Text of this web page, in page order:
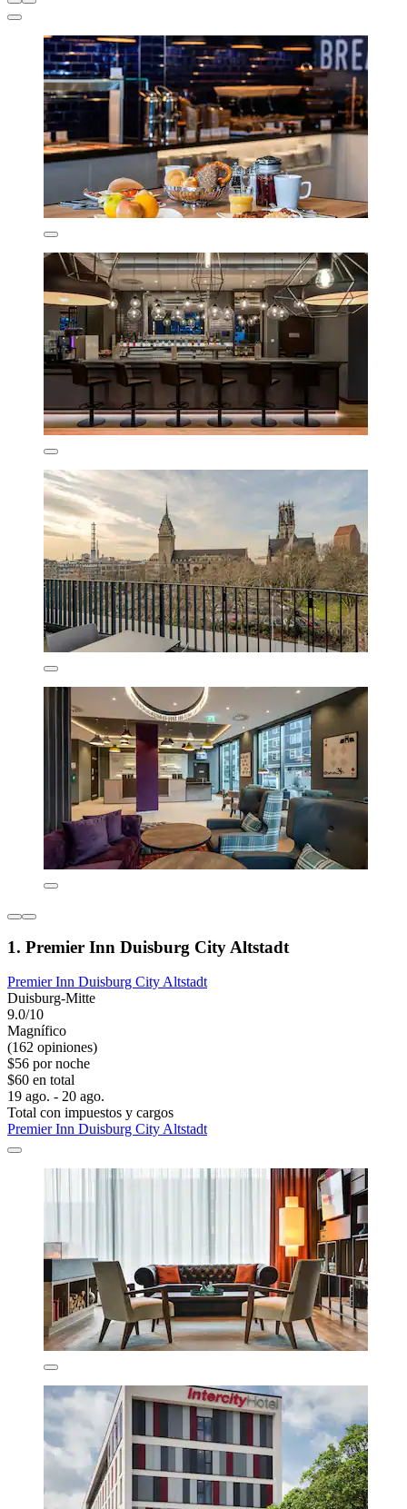
1. Premier Inn Duisburg City Altstadt
Premier Inn Duisburg City Altstadt
Duisburg-Mitte
9.0/10
Magnífico
(162 opiniones)
$56 por noche
$60 en total
19 ago. - 20 ago.
Total con impuestos y cargos
Premier Inn Duisburg City Altstadt